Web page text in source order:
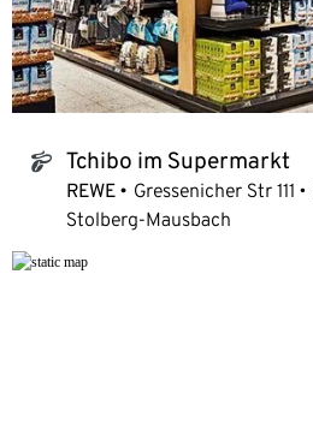
tchibo_logo Tchibo im Supermarkt
REWE Gressenicher Str 111
Stolberg-Mausbach